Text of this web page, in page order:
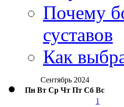
Почему
суставов
Как
Сентябрь 2024
Пн Вт Ср Чт Пт Сб Вс
1